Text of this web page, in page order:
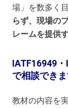
場」を数多く
らず、現場の
レームを提供
IATF16949
で相談でき
教材の内容を